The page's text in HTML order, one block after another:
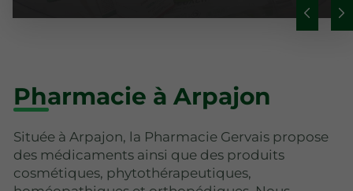
Pharmacie à Arpajon
Située à Arpajon, la Pharmacie Gervais propose
des médicaments ainsi que des produits
cosmétiques, phytothérapeutiques,